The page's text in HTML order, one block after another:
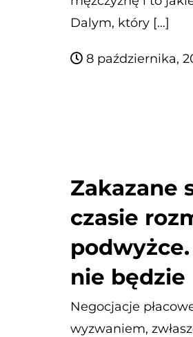
Dalym, który […]
8 października,
Zakazane
czasie
nie będzie
Negocjacje
wyzwaniem,